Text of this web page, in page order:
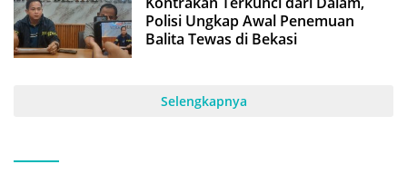
Polisi Ungkap Awal Penemuan
Balita Tewas di Bekasi
Selengkapnya